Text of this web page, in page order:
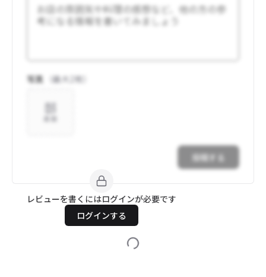
写真 （最大 枚）
投稿する
レビューを書くにはログインが必要です
ログインする